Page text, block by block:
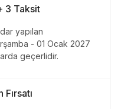
3 Taksit
yapılan
- 01 Ocak 2027
geçerlidir.